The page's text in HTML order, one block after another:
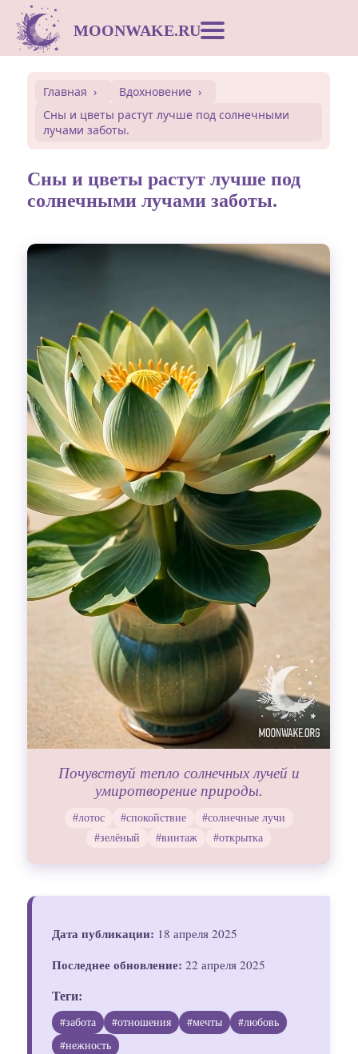
MOONWAKE.RU
Сонник
Открытки
Вдохновение
Гадания
Красоты!
Fashion
Главная
Вдохновение
Сны и цветы растут лучше под солнечными
лучами заботы.
Сны и цветы растут лучше под
солнечными лучами заботы.
Выдох
Почувствуй тепло солнечных лучей и
умиротворение природы.
#лотос #спокойствие
#солнечные лучи
#зелёный
#винтаж #открытка
Дата публикации: 18 апреля 2025
Последнее обновление: 22 апреля 2025
Теги:
#забота #отношения #мечты
#любовь
#нежность